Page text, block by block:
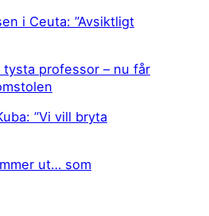
i Ceuta: ”Avsiktligt
professor – nu får
”Vi vill bryta
ut… som